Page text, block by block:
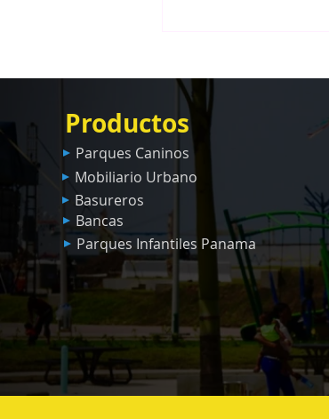
y Playtime Panamá
Productos
Parques Caninos
Mobiliario Urbano
Basureros
Bancas
Parques Infantiles Panama